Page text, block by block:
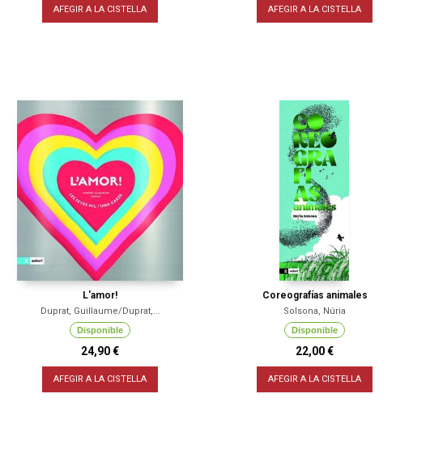
AFEGIR A LA CISTELLA AFEGIR A LA CISTELLA
L'amor!
Duprat, Guillaume/Duprat,...
Disponible
24,90 €
AFEGIR A LA CISTELLA
Coreografías animales
Solsona, Núria
Disponible
22,00 €
AFEGIR A LA CISTELLA